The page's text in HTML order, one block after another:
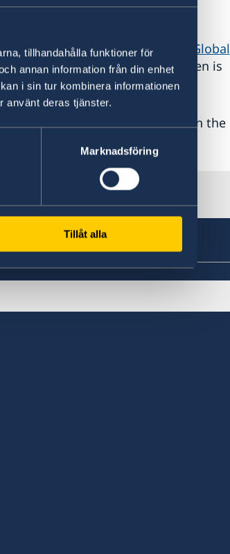
tillhandahålla funktioner för
annan information från din enhet
i sin tur kombinera informationen
använt deras tjänster.
Marknadsföring
Tillåt alla
through the services of VFS Global
regarding visas, Sweden is
in Luanda.
for Sweden can be found on the